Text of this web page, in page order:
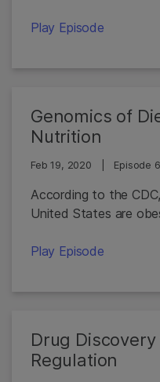
Play Episode
Genomics of
Nutrition
Feb 19, 2020 Episode
According to the
United States are
Play Episode
Drug
Regulation